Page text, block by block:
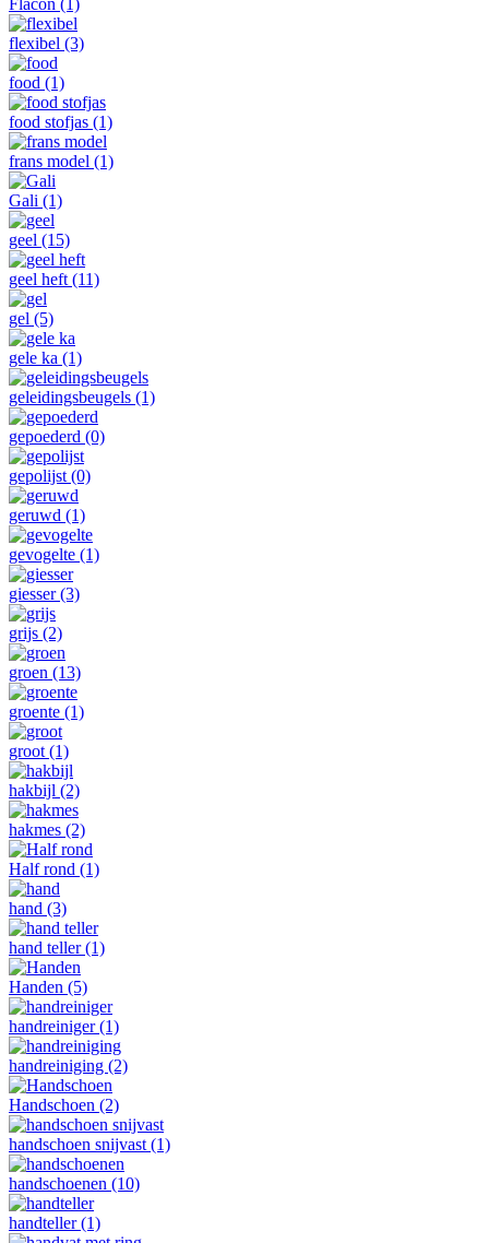
flexibel (3)
food (1)
food stofjas (1)
frans model (1)
Gali (1)
geel (15)
geel heft (11)
gel (5)
gele ka (1)
geleidingsbeugels (1)
gepoederd (0)
gepolijst (0)
geruwd (1)
gevogelte (1)
giesser(3)
grijs (2)
groen (13)
groente (1)
groot (1)
hakbijl (2)
hakmes (2)
Half rond (1)
hand (3)
hand teller(1)
Handen (5)
handreiniger(1)
handreiniging (2)
Handschoen (2)
handschoen snijvast (1)
handschoenen (10)
handteller(1)